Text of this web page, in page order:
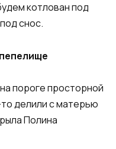
котлован под
снос.
пороге просторной
делили с матерью
Полина